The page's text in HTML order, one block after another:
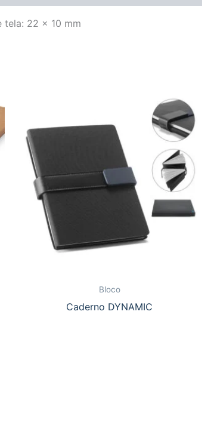
22 x 10 mm
Bloco
Caderno DYNAMIC